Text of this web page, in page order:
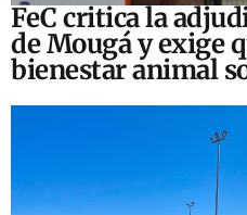
FeC critica la
de Mougá y exige
bienestar animal